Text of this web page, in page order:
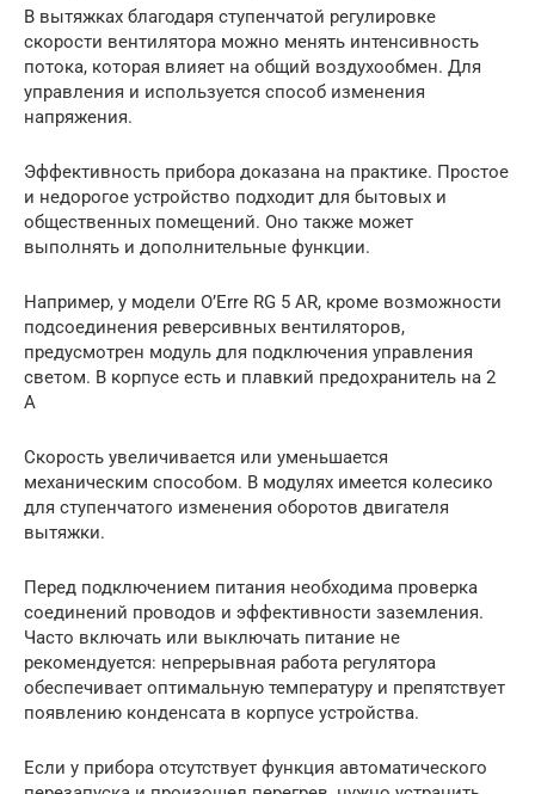
В вытяжках благодаря ступенчатой регулировке
скорости вентилятора можно менять интенсивность
потока, которая влияет на общий воздухообмен. Для
управления и используется способ изменения
напряжения.
Эффективность прибора доказана на практике. Простое
и недорогое устройство подходит для бытовых и
общественных помещений. Оно также может
выполнять и дополнительные функции.
Например, у модели O’Erre RG 5 AR, кроме возможности
подсоединения реверсивных вентиляторов,
предусмотрен модуль для подключения управления
светом. В корпусе есть и плавкий предохранитель на 2
А
Скорость увеличивается или уменьшается
механическим способом. В модулях имеется колесико
для ступенчатого изменения оборотов двигателя
вытяжки.
Перед подключением питания необходима проверка
соединений проводов и эффективности заземления.
Часто включать или выключать питание не
рекомендуется: непрерывная работа регулятора
обеспечивает оптимальную температуру и препятствует
появлению конденсата в корпусе устройства.
Если у прибора отсутствует функция автоматического